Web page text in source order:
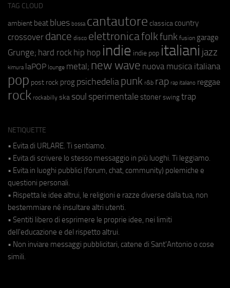
TAG CLOUD
ambient beat blues bossa cantautore classica country
crossover dance disco elettronicafolkfunk fusion garage
Grunge; hard rock hip hop indie indie pop italiani jazz
kimura laPOP lounge metal; new wave nuova musica italiana
pop post rock prog psichedeliapunk r&b rap rap italiano reggae
rock rockabilly ska soul sperimentale stoner swing trap
NETIQUETTE
• Evita di URLARE. Ti sentiamo.
• Evita di scrivere lo stesso messaggio in più luoghi. Ti leggiamo.
• Evita in luoghi pubblici (forum, chat, community) polemiche e
questioni personali.
• Rispetta le idee altrui, le religioni e razze diverse dalla tua, non
bestemmiare né insultare altri utenti.
• Sentiti libero di esprimere le proprie idee, nei limiti
dell'educazione e del rispetto altrui.
• Non inviare messaggi pubblicitari, catene di Sant'Antonio o cose
simili.